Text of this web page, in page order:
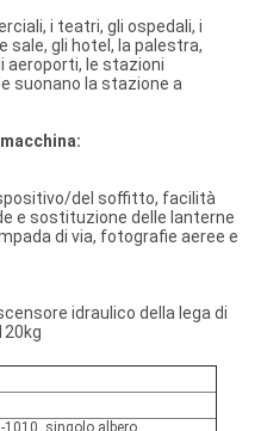
i teatri, gli ospedali, i
sale, gli hotel, la palestra,
aeroporti, le stazioni
suonano la stazione a
del soffitto, facilità
e sostituzione delle lanterne
di via, fotografie aeree e
idraulico della lega di